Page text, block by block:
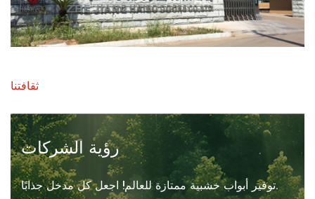
الشرق الأوسط وأوروبا وجنوب شرق آسيا والأمريكتين وما بعدها.
ثقافتنا
رؤية الشركات
توفير أبواب خشبية ممتازة للعالم! اجعل كل مدخل جذابًا.